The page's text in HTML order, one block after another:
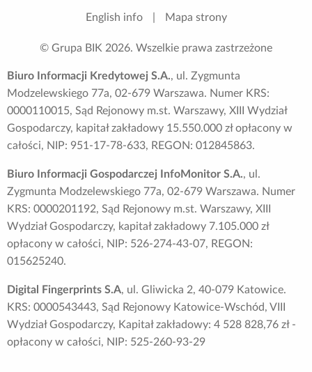
English info Mapa strony
© Grupa BIK 2026. Wszelkie prawa zastrzeżone
Biuro Informacji Kredytowej S.A., ul. Zygmunta
Modzelewskiego 77a, 02-679 Warszawa. Numer KRS:
0000110015, Sąd Rejonowy m.st. Warszawy, XIII Wydział
Gospodarczy, kapitał zakładowy 15.550.000 zł opłacony w
całości, NIP: 951-17-78-633, REGON: 012845863.
Biuro Informacji Gospodarczej InfoMonitor S.A., ul.
Zygmunta Modzelewskiego 77a, 02-679 Warszawa. Numer
KRS: 0000201192, Sąd Rejonowy m.st. Warszawy, XIII
Wydział Gospodarczy, kapitał zakładowy 7.105.000 zł
opłacony w całości, NIP: 526-274-43-07, REGON:
015625240.
Digital Fingerprints S.A, ul. Gliwicka 2, 40-079 Katowice.
KRS: 0000543443, Sąd Rejonowy Katowice-Wschód, VIII
Wydział Gospodarczy, Kapitał zakładowy: 4 528 828,76 zł -
opłacony w całości, NIP: 525-260-93-29